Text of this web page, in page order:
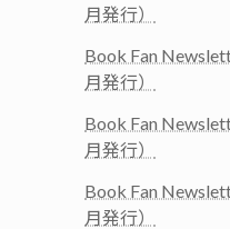
月発行）
Book Fan
月発行）
Book Fan
月発行）
Book Fan
月発行）